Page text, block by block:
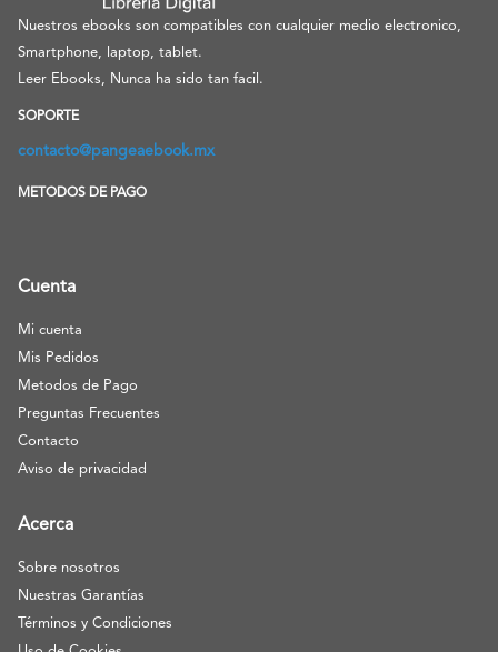
Nuestros ebooks son compatibles con cualquier medio electronico,
Smartphone, laptop, tablet.
Leer Ebooks, Nunca ha sido tan facil.
SOPORTE
contacto@pangeaebook.mx
METODOS DE PAGO
Cuenta
Mi cuenta
Mis Pedidos
Metodos de Pago
Preguntas Frecuentes
Contacto
Aviso de privacidad
Acerca
Sobre nosotros
Nuestras Garantías
Términos y Condiciones